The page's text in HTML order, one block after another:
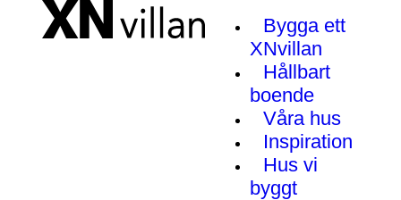
Bygga ett
XNvillan
Hållbart
boende
Våra hus
Inspiration
Hus vi
byggt